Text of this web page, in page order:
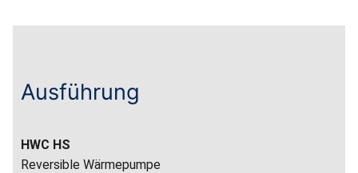
Ausführung
HWC HS
Reversible Wärmepumpe